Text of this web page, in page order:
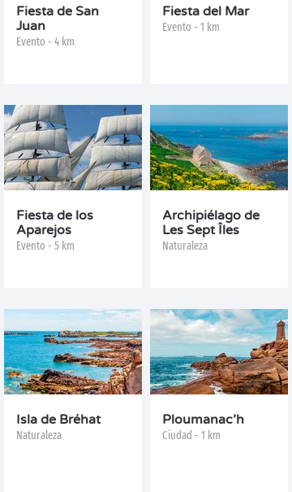
Fiesta de San
Juan
Evento - 4 km
Fiesta del Mar
Evento - 1 km
Fiesta de los
Aparejos
Evento - 5 km
Archipiélago de
Les Sept Îles
Naturaleza
Isla de Bréhat
Naturaleza
Ploumanac’h
Ciudad - 1 km